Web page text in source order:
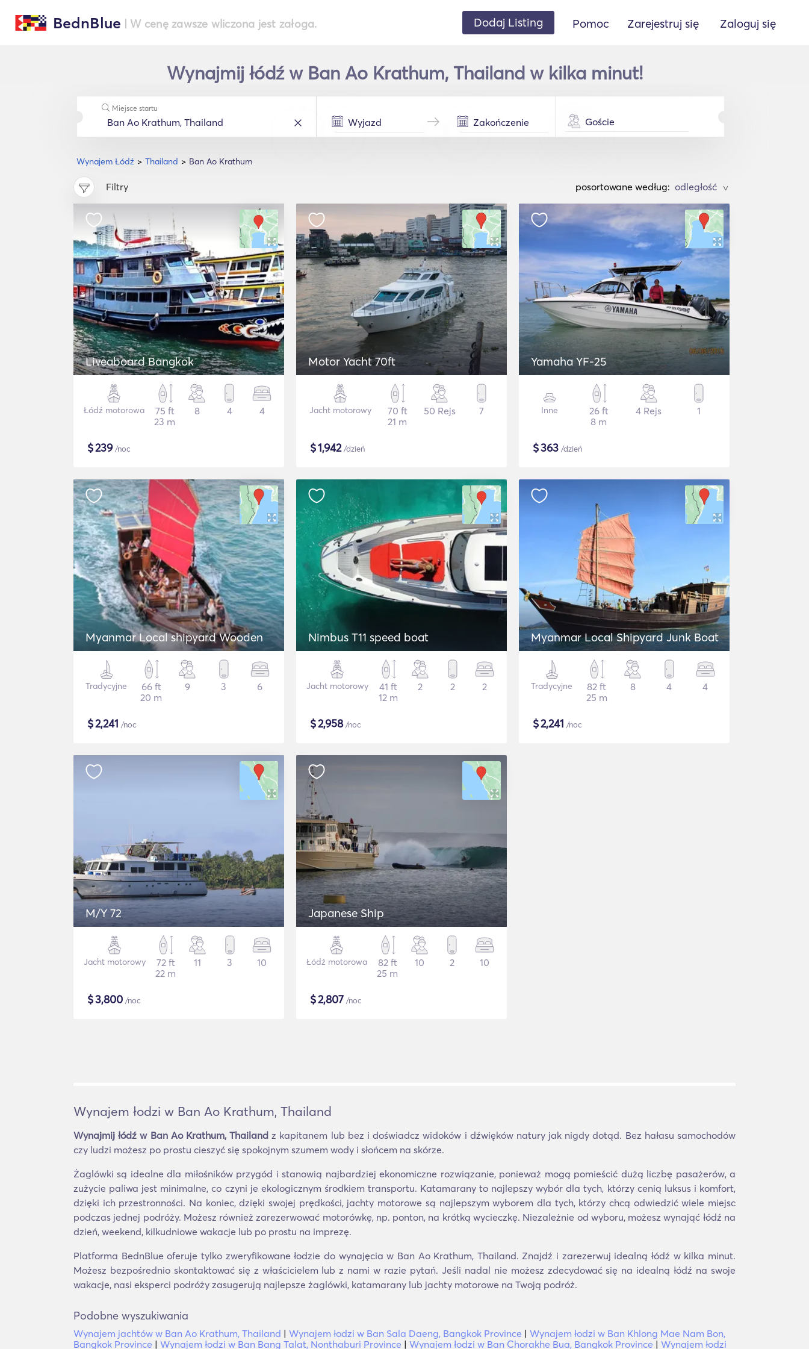
BednBlue | W cenę zawsze wliczona jest załoga. Dodaj Listing Pomoc Zarejestruj się Zaloguj się
Wynajmij łódź w Ban Ao Krathum, Thailand w kilka minut!
Wynajem Łódź Thailand Ban Ao Krathum
Miejsce startu
Goście
Filtry posortowane według: >
Liveaboard Bangkok
Łódź motorowa
75 ft
23 m
8 4 4
$239/noc
Motor Yacht 70ft
Jacht motorowy
70 ft
21 m
50 Rejs 7
$1,942/dzień
Yamaha YF-25
Inne
26 ft
8 m
4 Rejs 1
$363 /dzień
Myanmar Local shipyard Wooden
Tradycyjne
66 ft
20 m
9 3 6
$2,241 /noc
Nimbus T11 speed boat
Jacht motorowy
41 ft
12 m
2 2 2
$2,958/noc
Myanmar Local Shipyard Junk Boat
Tradycyjne
82 ft
25 m
8 4 4
$2,241 /noc
M/Y 72
Jacht motorowy
72 ft
22 m
11 3 10
$3,800 /noc
Japanese Ship
Łódź motorowa
82 ft
25 m
10 2 10
$2,807 /noc
Wynajem łodzi w Ban Ao Krathum, Thailand
Wynajmij łódź w Ban Ao Krathum, Thailand z kapitanem lub bez i doświadcz widoków i dźwięków natury jak nigdy dotąd. Bez hałasu samochodów
czy ludzi możesz po prostu cieszyć się spokojnym szumem wody i słońcem na skórze.
Żaglówki są idealne dla miłośników przygód i stanowią najbardziej ekonomiczne rozwiązanie, ponieważ mogą pomieścić dużą liczbę pasażerów, a
zużycie paliwa jest minimalne, co czyni je ekologicznym środkiem transportu. Katamarany to najlepszy wybór dla tych, którzy cenią luksus i komfort,
dzięki ich przestronności. Na koniec, dzięki swojej prędkości, jachty motorowe są najlepszym wyborem dla tych, którzy chcą odwiedzić wiele miejsc
podczas jednej podróży. Możesz również zarezerwować motorówkę, np. ponton, na krótką wycieczkę. Niezależnie od wyboru, możesz wynająć łódź na
dzień, weekend, kilkudniowe wakacje lub po prostu na imprezę.
Platforma BednBlue oferuje tylko zweryfikowane łodzie do wynajęcia w Ban Ao Krathum, Thailand. Znajdź i zarezerwuj idealną łódź w kilka minut.
Możesz bezpośrednio skontaktować się z właścicielem lub z nami w razie pytań. Jeśli nadal nie możesz zdecydować się na idealną łódź na swoje
wakacje, nasi eksperci podróży zasugerują najlepsze żaglówki, katamarany lub jachty motorowe na Twoją podróż.
Podobne wyszukiwania
Wynajem jachtów w Ban Ao Krathum, Thailand | Wynajem łodzi w Ban Sala Daeng, Bangkok Province | Wynajem łodzi w Ban Khlong Mae Nam Bon,
Bangkok Province | Wynajem łodzi w Ban Bang Talat, Nonthaburi Province | Wynajem łodzi w Ban Chorakhe Bua, Bangkok Province | Wynajem łodzi